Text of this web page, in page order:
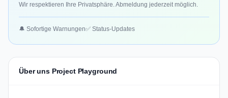
Wir respektieren Ihre Privatsphäre. Abmeldung jederzeit möglich.
🔔 Sofortige Warnungen✅ Status-Updates
Über uns Project Playground